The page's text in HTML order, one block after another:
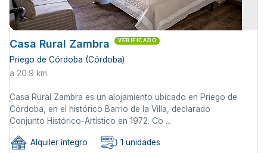
Casa Rural Zambra VERIFICADO
Priego de Córdoba (Córdoba)
a 20.9 km.
Casa Rural Zambra es un alojamiento ubicado en Priego de
Córdoba, en el histórico Barrio de la Villa, declarado
Conjunto Histórico-Artístico en 1972. Co ...
Alquiler íntegro 1 unidades